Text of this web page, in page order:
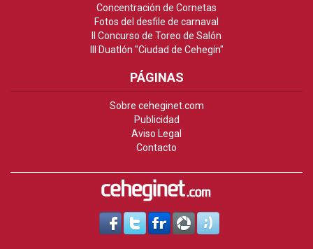
Concentración de Cornetas
Fotos del desfile de carnaval
II Concurso de Toreo de Salón
III Duatlón "Ciudad de Cehegín"
PÁGINAS
Sobre ceheginet.com
Publicidad
Aviso Legal
Contacto